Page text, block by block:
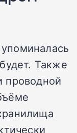
Также
проводной